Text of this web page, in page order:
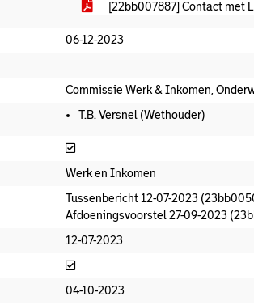
[22bb007887] Contact met
06-12-2023
Commissie Werk & Inkomen,
T.B. Versnel (Wethouder)
Afdoeningsvoorstel aanwezig
Werk en Inkomen
Tussenbericht 12-07-2023
Afdoeningsvoorstel 27-09-2023
12-07-2023
Afgedaan
04-10-2023